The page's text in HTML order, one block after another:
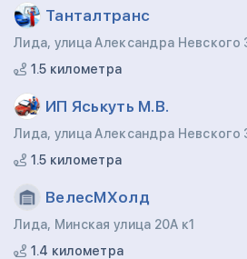
Танталтранс
Лида, улица Александра Невского
1.5 километра
ИП Яськуть М.В.
Лида, улица Александра Невского
1.5 километра
ВелесМХолд
Лида, Минская улица 20А к1
1.4 километра